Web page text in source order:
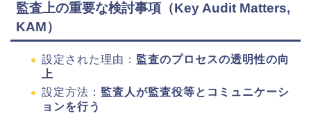
監査上の重要な検討事項（Key Audit Matters,
KAM）
設定された理由： 監査のプロセスの透明性の向
上
設定方法： 監査人が監査役等とコミュニケーシ
ョンを行う